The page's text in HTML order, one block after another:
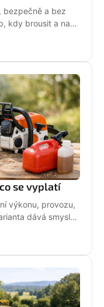
bezpečně a bez
kdy brousit a na
se vyplatí
výkonu, provozu,
dává smysl